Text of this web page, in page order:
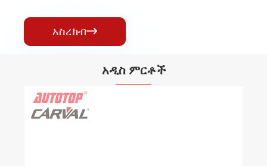
አስረክብ
አዲስ ምርቶች